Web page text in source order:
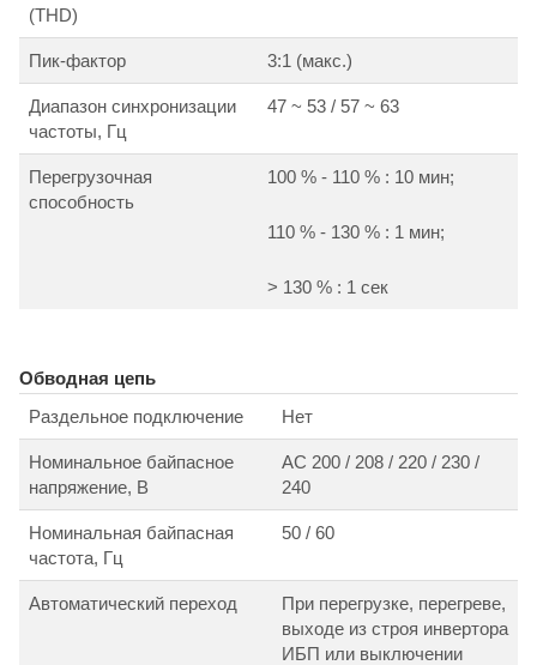
(THD)
Пик-фактор 3:1 (макс.)
Диапазон синхронизации
частоты, Гц
47 ~ 53 / 57 ~ 63
Перегрузочная
способность
100 % - 110 % : 10 мин;
110 % - 130 % : 1 мин;
> 130 % : 1 сек
Обводная цепь
Раздельное подключение
Нет
Номинальное байпасное
напряжение, В
АС 200 / 208 / 220 / 230 /
240
Номинальная байпасная
частота, Гц
50 / 60
Автоматический переход
При перегрузке, перегреве,
выходе из строя инвертора
ИБП или выключении